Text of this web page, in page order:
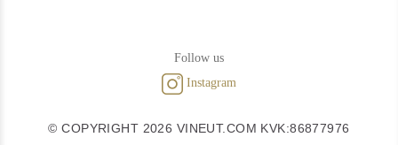
Follow us
Instagram
© COPYRIGHT 2026 VINEUT.COM KVK:86877976